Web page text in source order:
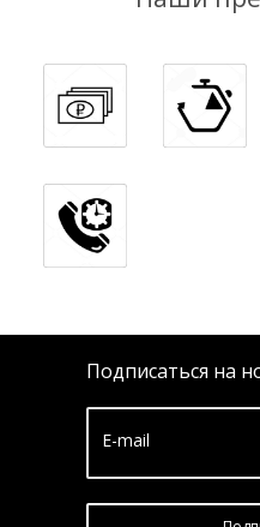
Подписаться на
E-mail